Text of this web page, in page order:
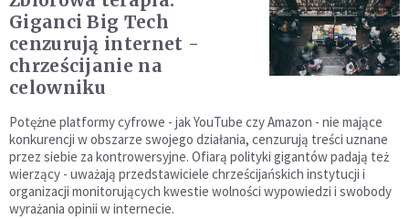
Giganci Big Tech
cenzurują internet -
chrześcijanie na
celowniku
Potężne platformy cyfrowe - jak YouTube czy Amazon - nie mające
konkurencji w obszarze swojego działania, cenzurują treści uznane
przez siebie za kontrowersyjne. Ofiarą polityki gigantów padają też
wierzący - uważają przedstawiciele chrześcijańskich instytucji i
organizacji monitorujących kwestie wolności wypowiedzi i swobody
wyrażania opinii w internecie.